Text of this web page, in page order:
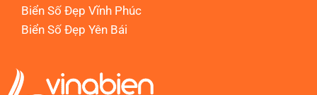
Biển Số Đẹp Vĩnh Phúc
Biển Số Đẹp Yên Bái